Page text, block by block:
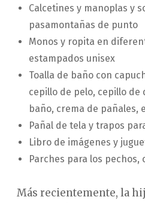
Calcetines y manoplas y
pasamontañas de punto
Monos y ropita en
estampados unisex
Toalla de baño con
cepillo de pelo, cepillo
baño, crema de pañales,
Pañal de tela y trapos
Libro de imágenes y
Parches para los pechos,
Más recientemente, la